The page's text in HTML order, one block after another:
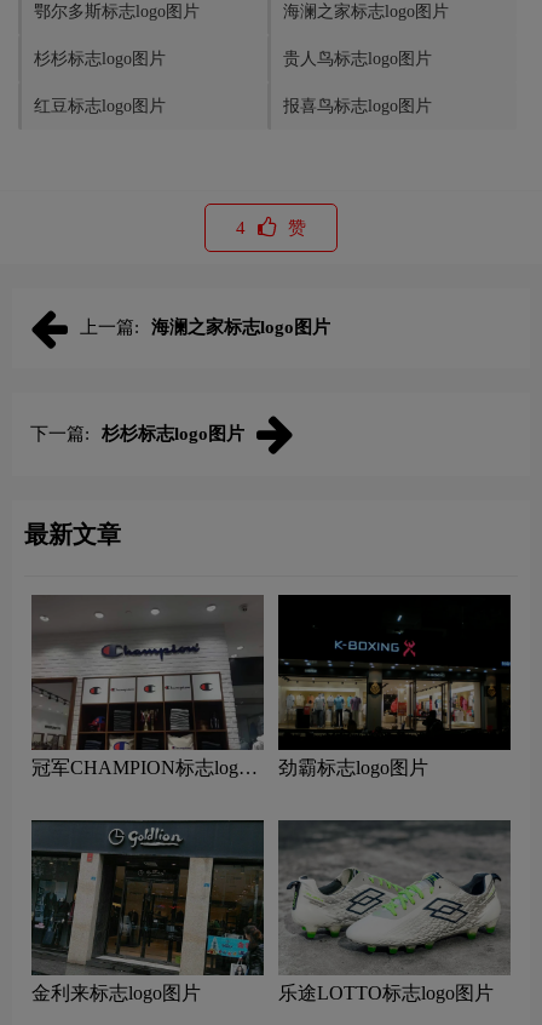
鄂尔多斯标志logo图片 海澜之家标志logo图片
杉杉标志logo图片 贵人鸟标志logo图片
红豆标志logo图片 报喜鸟标志logo图片
4 赞
上一篇: 海澜之家标志logo图片
下一篇: 杉杉标志logo图片
最新文章
冠军CHAMPION标志logo
劲霸标志logo图片
金利来标志logo图片 乐途LOTTO标志logo图片